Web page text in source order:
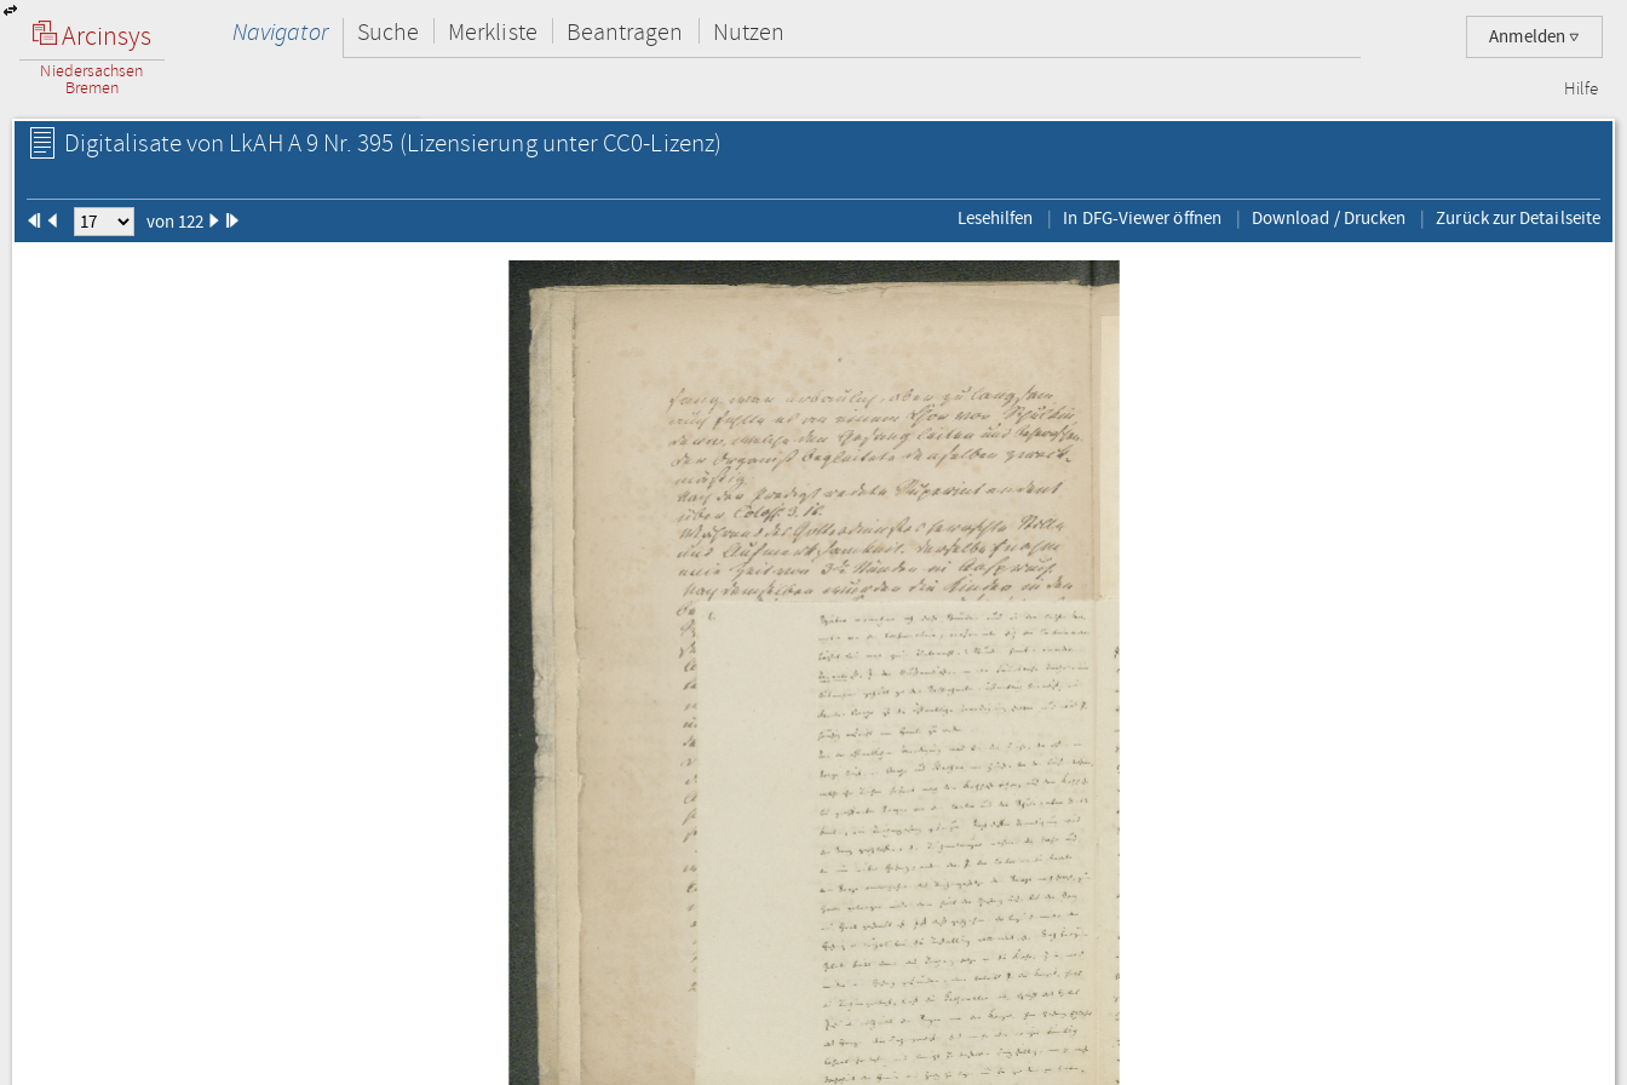
Arcinsys
Niedersachsen
Bremen
Anmelden
Navigator Suche Merkliste Beantragen Nutzen
Hilfe
Digitalisate von LkAH A 9 Nr. 395 (Lizensierung unter CC0-Lizenz)
von 122 Lesehilfen In DFG-Viewer öffnen Download / Drucken Zurück zur Detailseite